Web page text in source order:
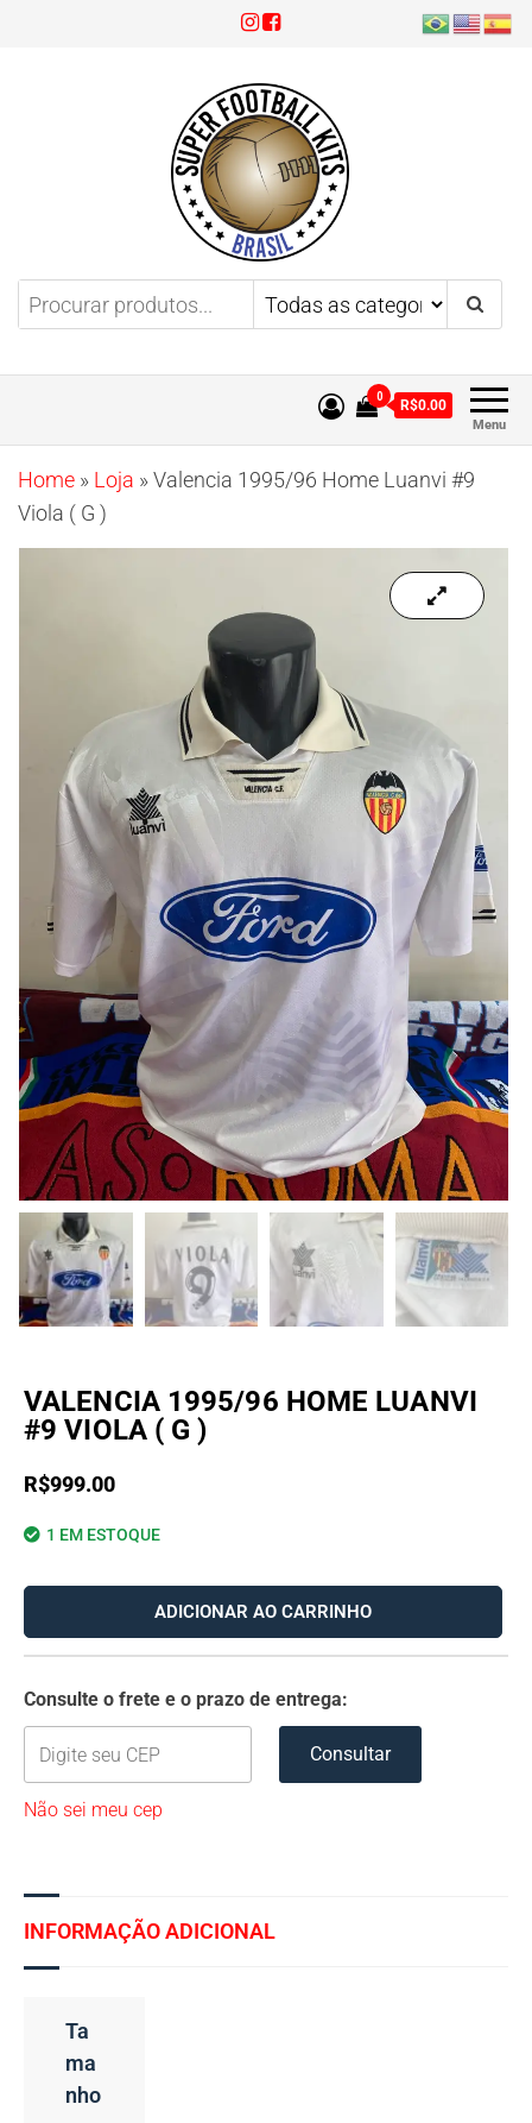
Super Football KitsAproveite 3x sem juros!
Menu
0
R$0.00
Home » Loja »Valencia 1995/96 Home Luanvi #9
Viola ( G )
VALENCIA 1995/96 HOME LUANVI
#9 VIOLA ( G )
R$999.00
1 EM ESTOQUE
ADICIONAR AO CARRINHO
Consulte o frete e o prazo de entrega:
Consultar
Não sei meu cep
INFORMAÇÃO ADICIONAL
Ta
Ma
Nho